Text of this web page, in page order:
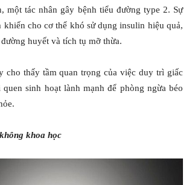
một tác nhân gây bệnh tiểu đường type 2. Sự
khiến cho cơ thể khó sử dụng insulin hiệu quả,
huyết và tích tụ mỡ thừa.
cho thấy tầm quan trọng của việc duy trì giấc
sinh hoạt lành mạnh để phòng ngừa béo
khoa học